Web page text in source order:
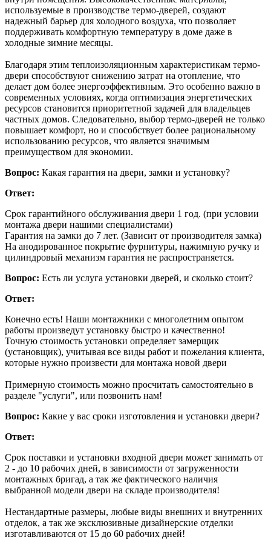
используемые в производстве термо-дверей, создают
надежный барьер для холодного воздуха, что позволяет
поддерживать комфортную температуру в доме даже в
холодные зимние месяцы.
Благодаря этим теплоизоляционным характеристикам термо-
двери способствуют снижению затрат на отопление, что
делает дом более энергоэффективным. Это особенно важно в
современных условиях, когда оптимизация энергетических
ресурсов становится приоритетной задачей для владельцев
частных домов. Следовательно, выбор термо-дверей не только
повышает комфорт, но и способствует более рациональному
использованию ресурсов, что является значимым
преимуществом для экономии.
Вопрос: Какая гарантия на двери, замки и установку?
Ответ:
Срок гарантийного обслуживания двери 1 год. (при условии
монтажа двери нашими специалистами)
Гарантия на замки до 7 лет. (Зависит от производителя замка)
На анодированное покрытие фурнитуры, нажимную ручку и
цилиндровый механизм гарантия не распространяется.
Вопрос: Есть ли услуга установки дверей, и сколько стоит?
Ответ:
Конечно есть! Наши монтажники с многолетним опытом
работы произведут установку быстро и качественно!
Точную стоимость установки определяет замерщик
(установщик), учитывая все виды работ и пожелания клиента,
которые нужно произвести для монтажа новой двери
Примерную стоимость можно просчитать самостоятельно в
разделе "услуги", или позвонить нам!
Вопрос: Какие у вас сроки изготовления и установки двери?
Ответ:
Срок поставки и установки входной двери может занимать от
2 - до 10 рабочих дней, в зависимости от загруженности
монтажных бригад, а так же фактического наличия
выбранной модели двери на складе производителя!
Нестандартные размеры, любые виды внешних и внутренних
отделок, а так же эксклюзивные дизайнерские отделки
изготавливаются от 15 до 60 рабочих дней!